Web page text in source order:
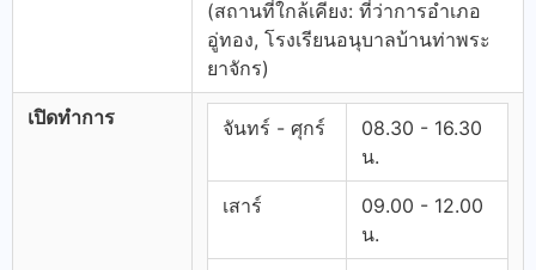
(สถานที่ใกล้เคียง: ที่ว่าการอำเภอ
อู่ทอง, โรงเรียนอนุบาลบ้านท่าพระ
ยาจักร)
เปิดทำการ จันทร์ - ศุกร์
08.30 - 16.30
น.
เสาร์
09.00 - 12.00
น.